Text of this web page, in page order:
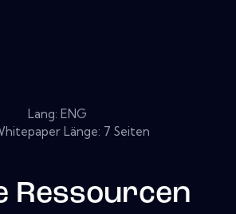
Lang: ENG
Länge: 7 Seiten
Ressourcen